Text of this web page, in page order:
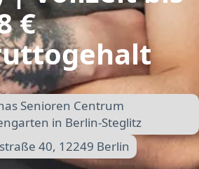
€
Senioren Centrum
in Berlin-Steglitz
40, 12249 Berlin